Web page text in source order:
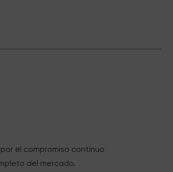
el compromiso continuo
del mercado.